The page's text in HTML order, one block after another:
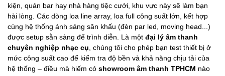
kiện, quán bar hay nhà hàng tiệc cưới, khu vực này sẽ làm bạn
hài lòng. Các dòng loa line array, loa full công suất lớn, kết hợp
cùng hệ thống ánh sáng sân khấu (đèn par led, moving head...)
được setup sẵn sàng để trình diễn. Là một đại lý âm thanh
chuyên nghiệp nhạc cụ , chúng tôi cho phép bạn test thiết bị ở
mức công suất cao để kiểm tra độ bền và khả năng chịu tải của
hệ thống – điều mà hiếm có showroom âm thanh TPHCM nào